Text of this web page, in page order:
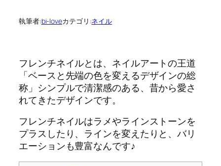
執筆者:bi-loveカテゴリ:ネイル
フレンチネイルとは、ネイルアートの王道
「ベースと先端の色を変えるデザインの総
称」シンプルで清潔感のある、昔から愛さ
れてきたデザインです。
フレンチネイルはラメやラインストーンを
プラスしたり、ラインを変えたりと、バリ
エーションも豊富なんです♪